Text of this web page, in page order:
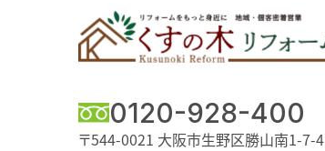
0120-928-400
〒544-0021 大阪市生野区勝山南1-7-4